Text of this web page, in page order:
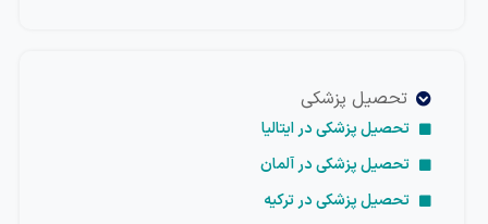
تحصیل پزشکی
تحصیل پزشکی در ایتالیا
تحصیل پزشکی در آلمان
تحصیل پزشکی در ترکیه